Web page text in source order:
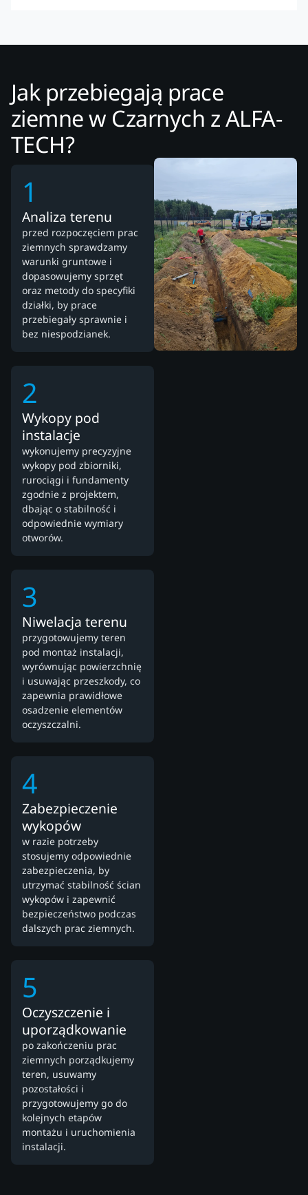
Jak przebiegają prace
ziemne w Czarnych z ALFA-
TECH?
1
Analiza terenu
przed rozpoczęciem prac
ziemnych sprawdzamy
warunki gruntowe i
dopasowujemy sprzęt
oraz metody do specyfiki
działki, by prace
przebiegały sprawnie i
bez niespodzianek.
2
Wykopy pod
instalacje
wykonujemy precyzyjne
wykopy pod zbiorniki,
rurociągi i fundamenty
zgodnie z projektem,
dbając o stabilność i
odpowiednie wymiary
otworów.
3
Niwelacja terenu
przygotowujemy teren
pod montaż instalacji,
wyrównując powierzchnię
i usuwając przeszkody, co
zapewnia prawidłowe
osadzenie elementów
oczyszczalni.
4
Zabezpieczenie
wykopów
w razie potrzeby
stosujemy odpowiednie
zabezpieczenia, by
utrzymać stabilność ścian
wykopów i zapewnić
bezpieczeństwo podczas
dalszych prac ziemnych.
5
Oczyszczenie i
uporządkowanie
po zakończeniu prac
ziemnych porządkujemy
teren, usuwamy
pozostałości i
przygotowujemy go do
kolejnych etapów
montażu i uruchomienia
instalacji.